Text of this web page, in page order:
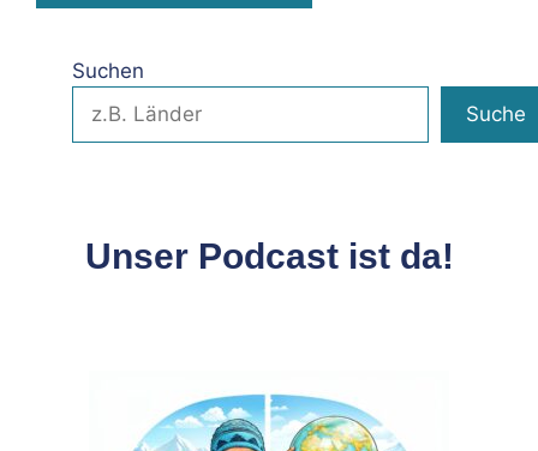
Suchen
Suche
Unser Podcast ist da!